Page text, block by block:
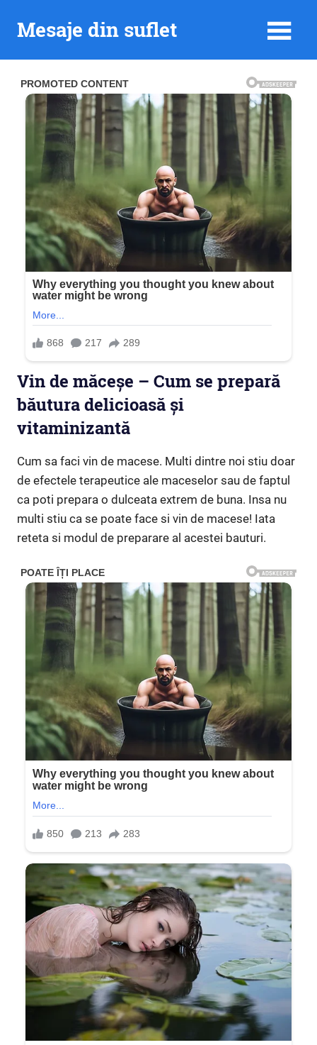
Mesaje din suflet
Vin de măceșe – Cum se prepară
băutura delicioasă și
vitaminizantă
Cum sa faci vin de macese. Multi dintre noi stiu doar
de efectele terapeutice ale maceselor sau de faptul
ca poti prepara o dulceata extrem de buna. Insa nu
multi stiu ca se poate face si vin de macese! Iata
reteta si modul de preparare al acestei bauturi.